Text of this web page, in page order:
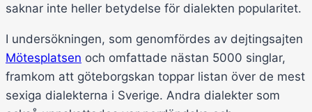
saknar inte heller betydelse för dialekten popularitet.
I undersökningen, som genomfördes av dejtingsajten
Mötesplatsen och omfattade nästan 5000 singlar,
framkom att göteborgskan toppar listan över de mest
sexiga dialekterna i Sverige. Andra dialekter som